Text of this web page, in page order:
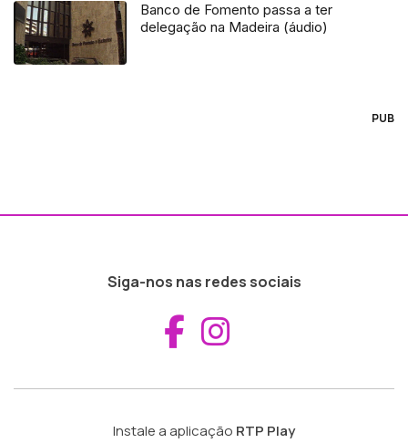
Banco de Fomento passa a ter
delegação na Madeira (áudio)
PUB
Siga-nos nas redes sociais
Aceder ao
Instale a aplicação RTP Play